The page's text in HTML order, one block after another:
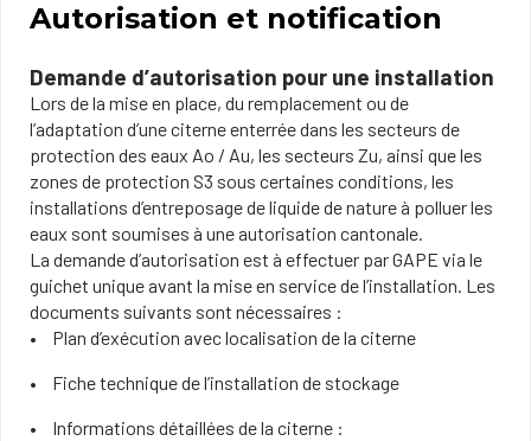
Autorisation et notification
Demande d’autorisation pour une installation
Lors de la mise en place, du remplacement ou de
l’adaptation d’une citerne enterrée dans les secteurs de
protection des eaux Ao / Au, les secteurs Zu, ainsi que les
zones de protection S3 sous certaines conditions, les
installations d’entreposage de liquide de nature à polluer les
eaux sont soumises à une autorisation cantonale.
La demande d’autorisation est à effectuer par GAPE via le
guichet unique avant la mise en service de l’installation. Les
documents suivants sont nécessaires :
Plan d’exécution avec localisation de la citerne
Fiche technique de l’installation de stockage
Informations détaillées de la citerne :